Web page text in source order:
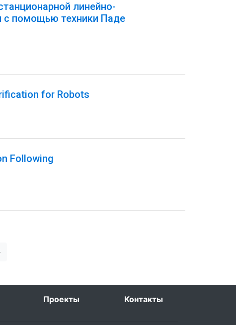
линейно-
с помощью техники Паде
for Robots
Following
Проекты Контакты